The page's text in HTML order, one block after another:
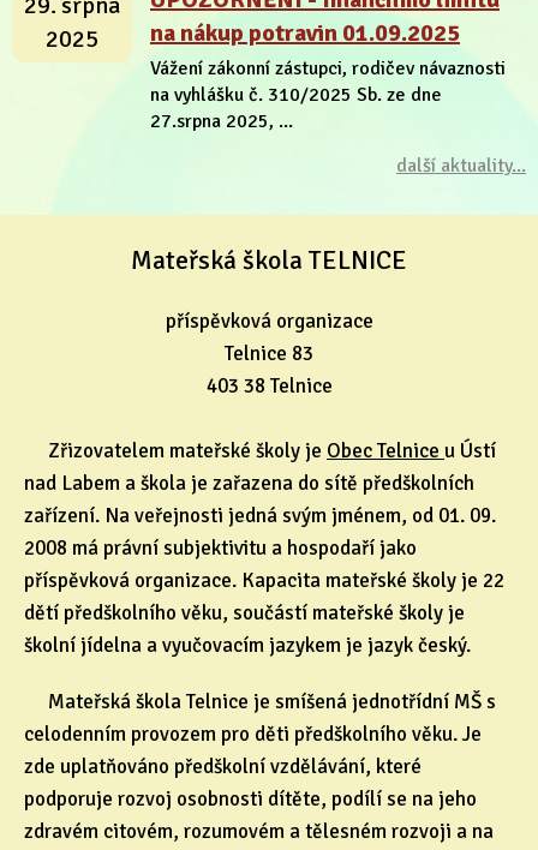
2025
na nákup potravin 01.09.2025
Vážení zákonní zástupci, rodičev návaznosti
na vyhlášku č. 310/2025 Sb. ze dne
27.srpna 2025, ...
další aktuality...
Mateřská škola TELNICE
příspěvková organizace
Telnice 83
403 38 Telnice
Zřizovatelem mateřské školy je Obec Telnice u Ústí
nad Labem a škola je zařazena do sítě předškolních
zařízení. Na veřejnosti jedná svým jménem, od 01. 09.
2008 má právní subjektivitu a hospodaří jako
příspěvková organizace. Kapacita mateřské školy je 22
dětí předškolního věku, součástí mateřské školy je
školní jídelna a vyučovacím jazykem je jazyk český.
Mateřská škola Telnice je smíšená jednotřídní MŠ s
celodenním provozem pro děti předškolního věku. Je
zde uplatňováno předškolní vzdělávání, které
podporuje rozvoj osobnosti dítěte, podílí se na jeho
zdravém citovém, rozumovém a tělesném rozvoji a na